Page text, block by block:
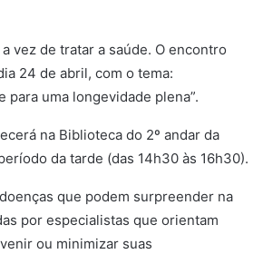
vez de tratar a saúde. O encontro
24 de abril, com o tema:
para uma longevidade plena”.
na Biblioteca do 2º andar da
da tarde (das 14h30 às 16h30).
que podem surpreender na
por especialistas que orientam
ou minimizar suas